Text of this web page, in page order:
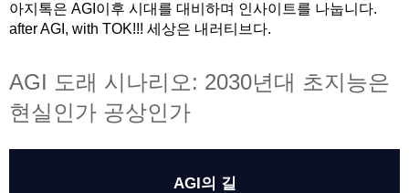
아지톡은 AGI이후 시대를 대비하며 인사이트를 나눕니다.
after AGI, with TOK!!! 세상은 내러티브다.
AGI 도래 시나리오: 2030년대 초지능은
현실인가 공상인가
AGI의 길